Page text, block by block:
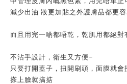
減少出油 妝更加貼之外護膚品都更
而且用完一啲都唔乾，乾肌用都絕對
不沾手設計，衛生又方便~
只要打開蓋子，扭開刷頭，面膜就
搽上臉就搞掂